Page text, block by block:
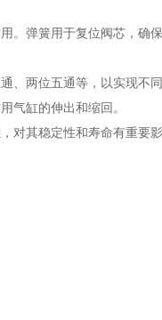
。弹簧用于复位阀芯，确
、两位五通等，以实现不
气缸的伸出和缩回。
对其稳定性和寿命有重要